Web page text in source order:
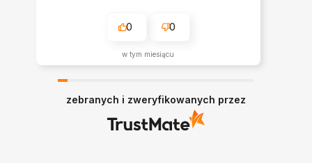
0 0
w tym miesiącu
zebranych i zweryfikowanych przez